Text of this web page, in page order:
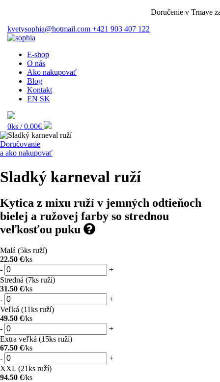
Doručenie v Trnave
kvetysophia@hotmail.com +421 903 407 122
E-shop
O nás
Ako nakupovať
Blog
Kontakt
EN SK
0ks /0.00€
Doručovanie
a ako nakupovať
Sladký karneval ruží
Kytica z mixu ruží v jemných odtieňoch
bielej a ružovej farby so strednou
veľkosťou puku
Malá (5ks ruží)
22.50 €/ks
-
+
Stredná (7ks ruží)
31.50 €/ks
-
+
Veľká (11ks ruží)
49.50 €/ks
-
+
Extra veľká (15ks ruží)
67.50 €/ks
-
+
XXL (21ks ruží)
94.50 €/ks